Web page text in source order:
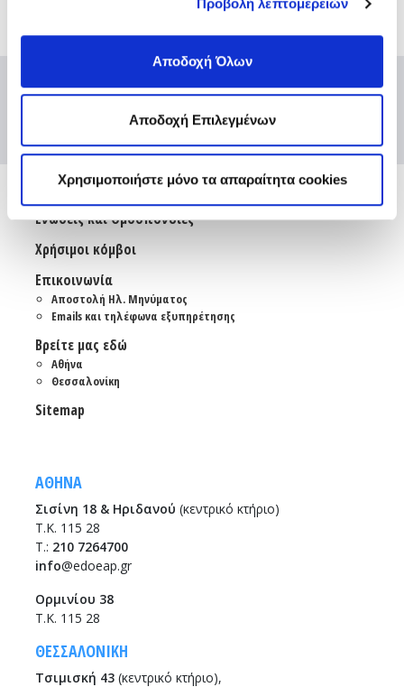
Προβολή λεπτομερειών
Αποδοχή Όλων
Αποδοχή Επιλεγμένων
Χρησιμοποιήστε μόνο τα απαραίτητα cookies
Ενώσεις και Ομοσπονδίες
Χρήσιμοι κόμβοι
Επικοινωνία
Αποστολή Ηλ. Μηνύματος
Emails και τηλέφωνα εξυπηρέτησης
Βρείτε μας εδώ
Αθήνα
Θεσσαλονίκη
Sitemap
ΑΘΗΝΑ
Σισίνη 18 & Ηριδανού (κεντρικό κτήριο)
Τ.Κ. 115 28
T.: 210 7264700
info@edoeap.gr
Ορμινίου 38
Τ.Κ. 115 28
ΘΕΣΣΑΛΟΝΙΚΗ
Τσιμισκή 43 (κεντρικό κτήριο),